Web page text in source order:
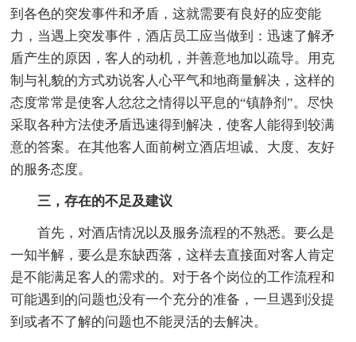
到各色的突发事件和矛盾，这就需要有良好的应变能
力，当遇上突发事件，酒店员工应当做到：迅速了解矛
盾产生的原因，客人的动机，并善意地加以疏导。用克
制与礼貌的方式劝说客人心平气和地商量解决，这样的
态度常常是使客人忿忿之情得以平息的“镇静剂”。尽快
采取各种方法使矛盾迅速得到解决，使客人能得到较满
意的答案。在其他客人面前树立酒店坦诚、大度、友好
的服务态度。
三，存在的不足及建议
首先，对酒店情况以及服务流程的不熟悉。要么是
一知半解，要么是东缺西落，这样去直接面对客人肯定
是不能满足客人的需求的。对于各个岗位的工作流程和
可能遇到的问题也没有一个充分的准备，一旦遇到没提
到或者不了解的问题也不能灵活的去解决。